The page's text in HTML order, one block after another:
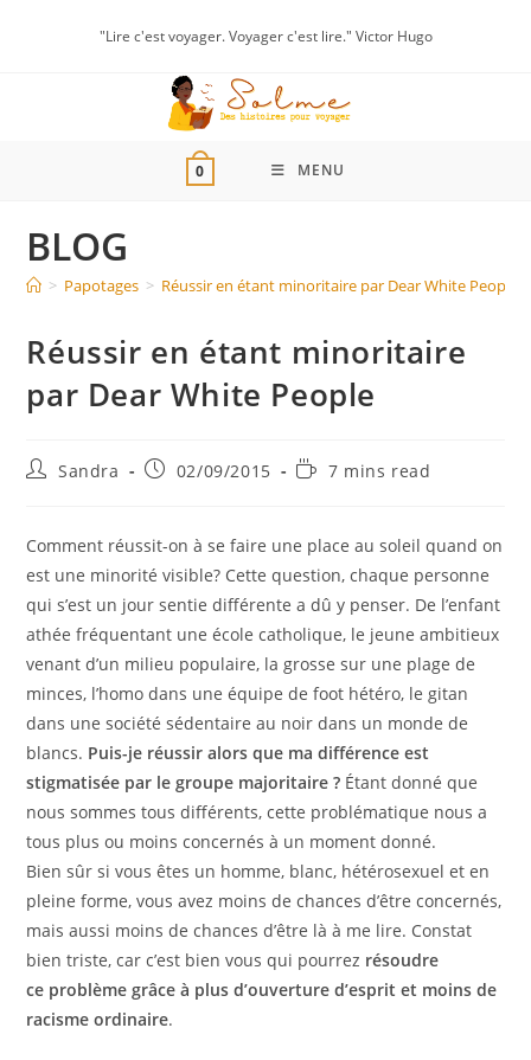
"Lire c'est voyager. Voyager c'est lire." Victor Hugo
0 MENU
BLOG
> Papotages > Réussir en étant minoritaire par Dear White People
Réussir en étant minoritaire
par Dear White People
Sandra 02/09/2015 7 mins read
Comment réussit-on à se faire une place au soleil quand on
est une minorité visible? Cette question, chaque personne
qui s’est un jour sentie différente a dû y penser. De l’enfant
athée fréquentant une école catholique, le jeune ambitieux
venant d’un milieu populaire, la grosse sur une plage de
minces, l’homo dans une équipe de foot hétéro, le gitan
dans une société sédentaire au noir dans un monde de
blancs. Puis-je réussir alors que ma différence est
stigmatisée par le groupe majoritaire ? Étant donné que
nous sommes tous différents, cette problématique nous a
tous plus ou moins concernés à un moment donné.
Bien sûr si vous êtes un homme, blanc, hétérosexuel et en
pleine forme, vous avez moins de chances d’être concernés,
mais aussi moins de chances d’être là à me lire. Constat
bien triste, car c’est bien vous qui pourrez résoudre
ce problème grâce à plus d’ouverture d’esprit et moins de
racisme ordinaire.